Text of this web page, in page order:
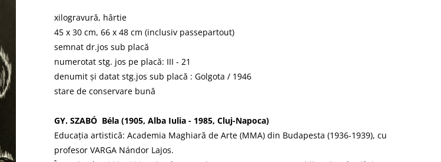
xilogravură, hârtie
45 x 30 cm, 66 x 48 cm (inclusiv passepartout)
semnat dr.jos sub placă
numerotat stg. jos pe placă: III - 21
denumit și datat stg.jos sub placă : Golgota / 1946
stare de conservare bună
GY. SZABÓ Béla (1905, Alba Iulia - 1985, Cluj-Napoca)
Educația artistică: Academia Maghiară de Arte (MMA) din Budapesta (1936-1939), cu
profesor VARGA Nándor Lajos.